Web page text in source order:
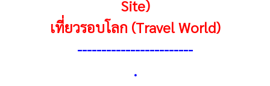
Site)
เที่ยวรอบโลก (Travel World)
------------------------
.